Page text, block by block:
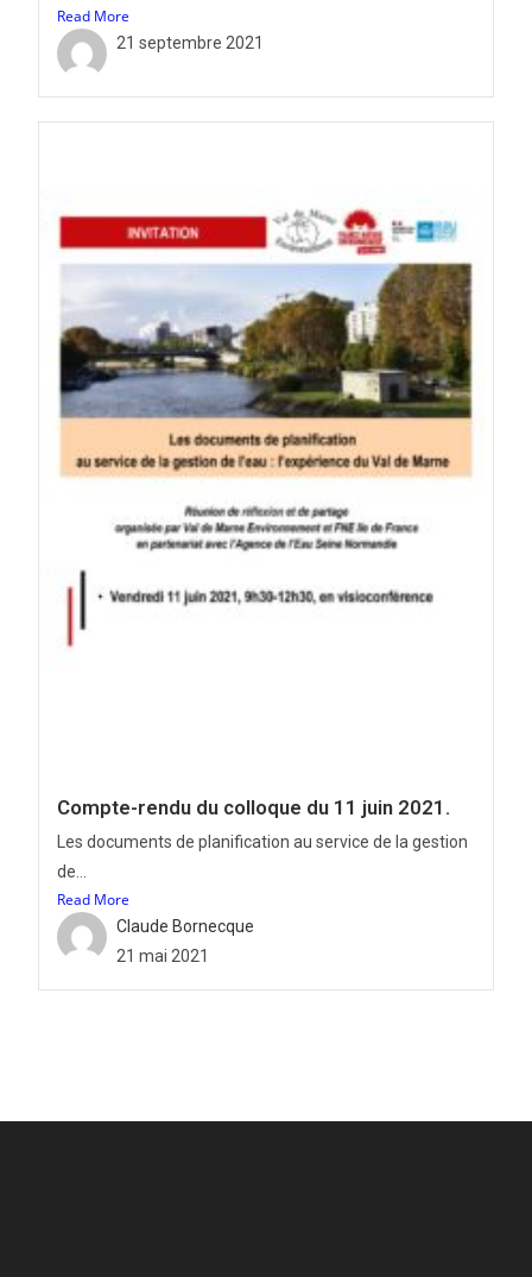
Read More
21 septembre 2021
Compte-rendu du colloque du 11 juin 2021.
Les documents de planification au service de la gestion
de...
Read More
Claude Bornecque
21 mai 2021